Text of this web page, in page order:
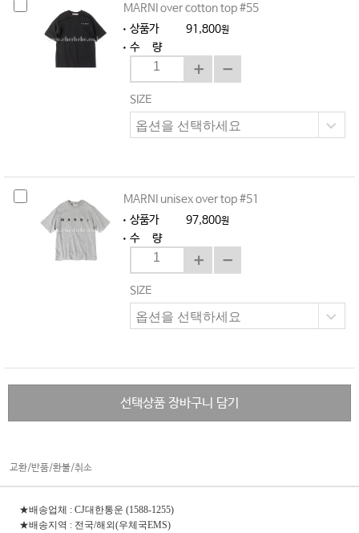
MARNI over cotton top #55
상품가
91,800원
수 량
SIZE
MARNI unisex over top #51
상품가
97,800원
수 량
SIZE
선택상품 장바구니 담기
교환/반품/환불/취소
★배송업체 : CJ대한통운 (1588-1255)
★배송지역 : 전국/해외(우체국EMS)